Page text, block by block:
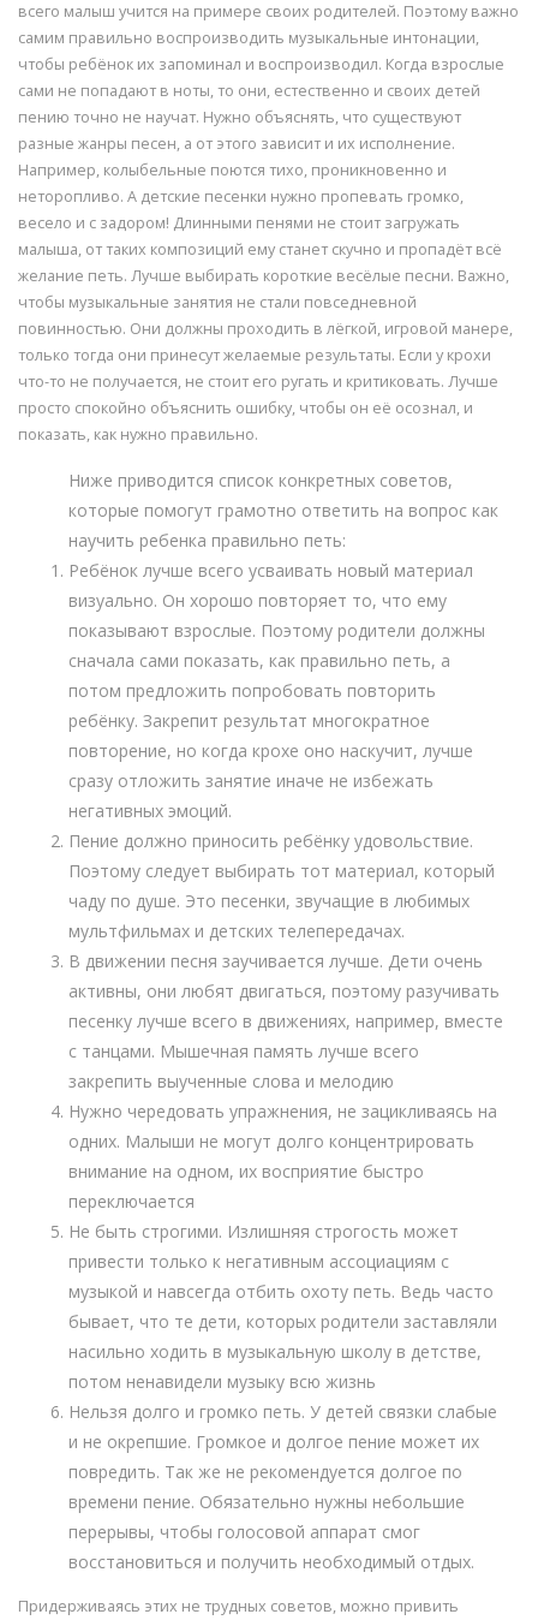
всего малыш учится на примере своих родителей. Поэтому важно
самим правильно воспроизводить музыкальные интонации,
чтобы ребёнок их запоминал и воспроизводил. Когда взрослые
сами не попадают в ноты, то они, естественно и своих детей
пению точно не научат. Нужно объяснять, что существуют
разные жанры песен, а от этого зависит и их исполнение.
Например, колыбельные поются тихо, проникновенно и
неторопливо. А детские песенки нужно пропевать громко,
весело и с задором! Длинными пенями не стоит загружать
малыша, от таких композиций ему станет скучно и пропадёт всё
желание петь. Лучше выбирать короткие весёлые песни. Важно,
чтобы музыкальные занятия не стали повседневной
повинностью. Они должны проходить в лёгкой, игровой манере,
только тогда они принесут желаемые результаты. Если у крохи
что-то не получается, не стоит его ругать и критиковать. Лучше
просто спокойно объяснить ошибку, чтобы он её осознал, и
показать, как нужно правильно.
Ниже приводится список конкретных советов,
которые помогут грамотно ответить на вопрос как
научить ребенка правильно петь:
Ребёнок лучше всего усваивать новый материал
визуально. Он хорошо повторяет то, что ему
показывают взрослые. Поэтому родители должны
сначала сами показать, как правильно петь, а
потом предложить попробовать повторить
ребёнку. Закрепит результат многократное
повторение, но когда крохе оно наскучит, лучше
сразу отложить занятие иначе не избежать
негативных эмоций.
Пение должно приносить ребёнку удовольствие.
Поэтому следует выбирать тот материал, который
чаду по душе. Это песенки, звучащие в любимых
мультфильмах и детских телепередачах.
В движении песня заучивается лучше. Дети очень
активны, они любят двигаться, поэтому разучивать
песенку лучше всего в движениях, например, вместе
с танцами. Мышечная память лучше всего
закрепить выученные слова и мелодию
Нужно чередовать упражнения, не зацикливаясь на
одних. Малыши не могут долго концентрировать
внимание на одном, их восприятие быстро
переключается
Не быть строгими. Излишняя строгость может
привести только к негативным ассоциациям с
музыкой и навсегда отбить охоту петь. Ведь часто
бывает, что те дети, которых родители заставляли
насильно ходить в музыкальную школу в детстве,
потом ненавидели музыку всю жизнь
Нельзя долго и громко петь. У детей связки слабые
и не окрепшие. Громкое и долгое пение может их
повредить. Так же не рекомендуется долгое по
времени пение. Обязательно нужны небольшие
перерывы, чтобы голосовой аппарат смог
восстановиться и получить необходимый отдых.
Придерживаясь этих не трудных советов, можно привить